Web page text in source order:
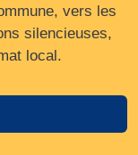
vers les
silencieuses,
local.